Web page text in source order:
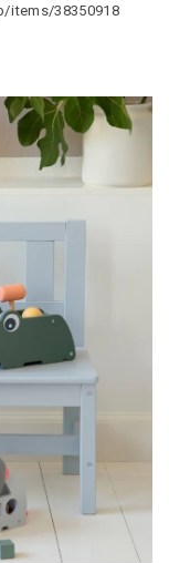
items/38350918